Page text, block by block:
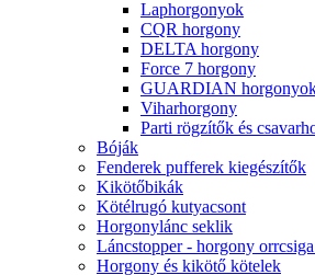
Laphorgonyok
CQR horgony
DELTA horgony
Force 7 horgony
GUARDIAN
Viharhorgony
Parti rögzítők és
Bóják
Fenderek pufferek kiegészítők
Kikötőbikák
Kötélrugó kutyacsont
Horgonylánc seklik
Láncstopper - horgony
Horgony és kikötő kötelek